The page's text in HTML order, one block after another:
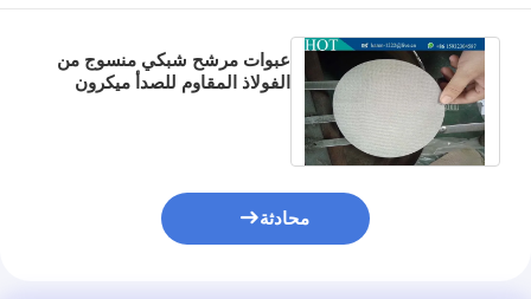
عبوات مرشح شبكي منسوج من
الفولاذ المقاوم للصدأ ميكرون
محادثة